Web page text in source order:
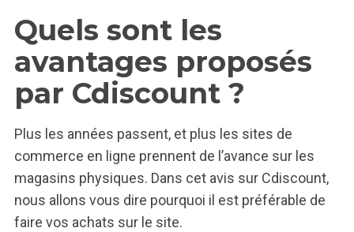
Quels sont les
avantages proposés
par Cdiscount ?
Plus les années passent, et plus les sites de
commerce en ligne prennent de l’avance sur les
magasins physiques. Dans cet avis sur Cdiscount,
nous allons vous dire pourquoi il est préférable de
faire vos achats sur le site.